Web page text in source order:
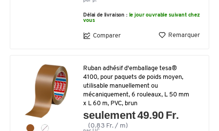
Délai de livraison : le jour ouvrable suivant chez
vous
Comparer Remarquer
Ruban adhésif d'emballage tesa®
4100, pour paquets de poids moyen,
utilisable manuellement ou
mécaniquement, 6 rouleaux, L 50 mm
x L 60 m, PVC, brun
seulement 49.90 Fr.
(0.83 Fr. / m)